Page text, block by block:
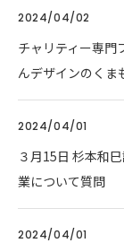
2024/04/02
チャリティー専門
んデザインのくま
2024/04/01
３月15日 杉本和
業について質問
2024/04/01